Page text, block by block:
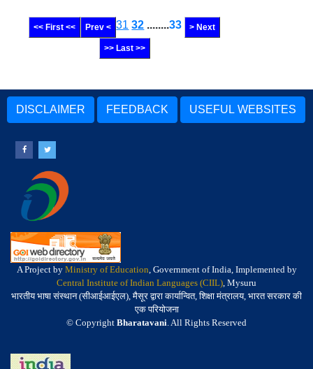
<< First << Prev < 31 32 ........33 > Next
>> Last >>
DISCLAIMER FEEDBACK USEFUL WEBSITES
A Project by Ministry of Education, Government of India, Implemented by
Central Institute of Indian Languages (CIIL), Mysuru
भारतीय भाषा संस्थान (सीआईआईएल), मैसूर द्वारा कार्यान्वित, शिक्षा मंत्रालय, भारत सरकार की
एक परियोजना
© Copyright Bharatavani. All Rights Reserved